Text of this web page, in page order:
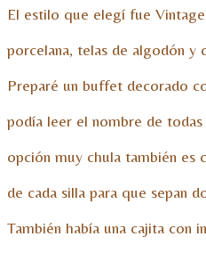
El estilo que elegí fue
porcelana, telas de algodón y
Preparé un buffet decorado
podía leer el nombre de
opción muy chula también es
de cada silla para que sepan
También había una cajita con